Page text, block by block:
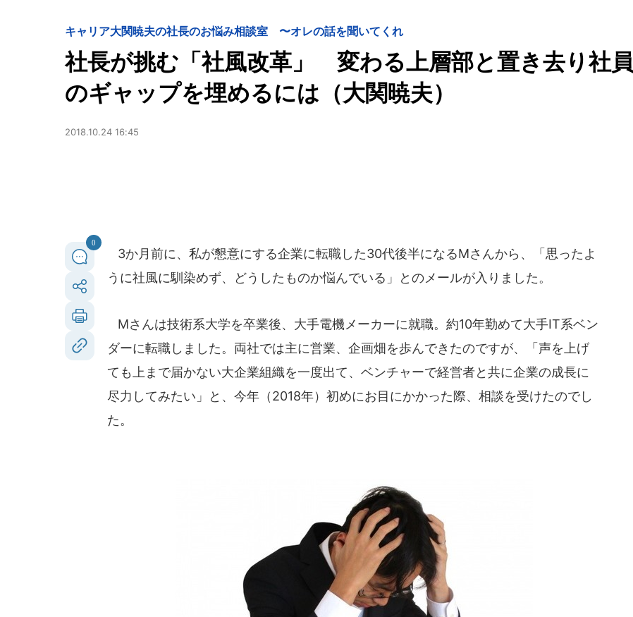
キャリア大関暁夫の社長のお悩み相談室 〜オレの話を聞いてくれ
社長が挑む「社風改革」 変わる上層部と置き去り社員
のギャップを埋めるには（大関暁夫）
2018.10.24 16:45
0
3か月前に、私が懇意にする企業に転職した30代後半になるMさんから、「思ったよ
うに社風に馴染めず、どうしたものか悩んでいる」とのメールが入りました。
Mさんは技術系大学を卒業後、大手電機メーカーに就職。約10年勤めて大手IT系ベン
ダーに転職しました。両社では主に営業、企画畑を歩んできたのですが、「声を上げ
ても上まで届かない大企業組織を一度出て、ベンチャーで経営者と共に企業の成長に
尽力してみたい」と、今年（2018年）初めにお目にかかった際、相談を受けたのでし
た。